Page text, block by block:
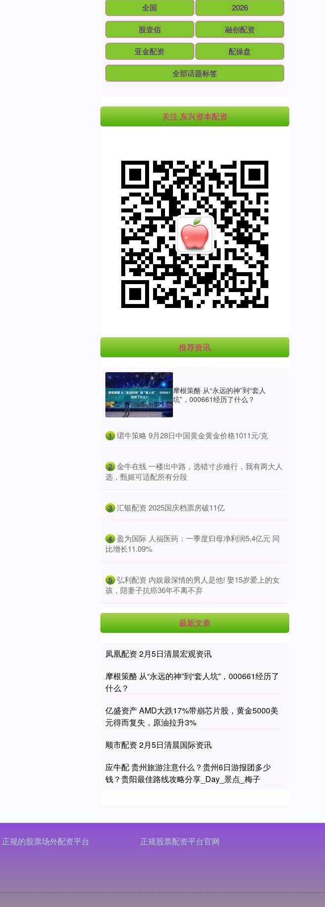
全国 2026
股壹佰 融创配资
亚金配资 配操盘
全部话题标签
关注 东兴资本配资
推荐资讯
摩根策酪 从“永远的神”到“套人
坑”，000661经历了什么？
1 ​珺牛策略 9月28日中国黄金黄金价格1011元/克
2 ​金牛在线 一楼出中路，选错寸步难行，我有两大人
选，甄姬可适配所有分段
3 ​汇银配资 2025国庆档票房破11亿
4 ​盈为国际 人福医药：一季度归母净利润5.4亿元 同
比增长11.09%
5 ​弘利配资 内娱最深情的男人是他! 娶15岁爱上的女
孩，陪妻子抗癌36年不离不弃
最新文章
凤凰配资 2月5日清晨宏观资讯
摩根策酪 从“永远的神”到“套人坑”，000661经历了
什么？
亿盛资产 AMD大跌17%带崩芯片股，黄金5000美
元得而复失，原油拉升3%
顺市配资 2月5日清晨国际资讯
应牛配 贵州旅游注意什么？贵州6日游报团多少
钱？贵阳最佳路线攻略分享_Day_景点_梅子
正规的股票场外配资平台 正规股票配资平台官网